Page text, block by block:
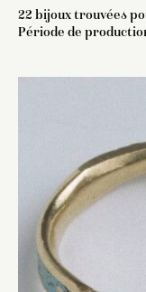
22 bijoux trouvées
Période de